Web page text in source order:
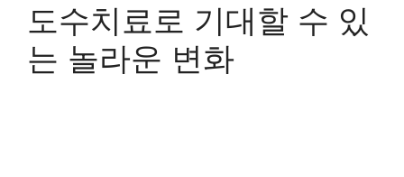
도수치료로 기대할 수 있
는 놀라운 변화